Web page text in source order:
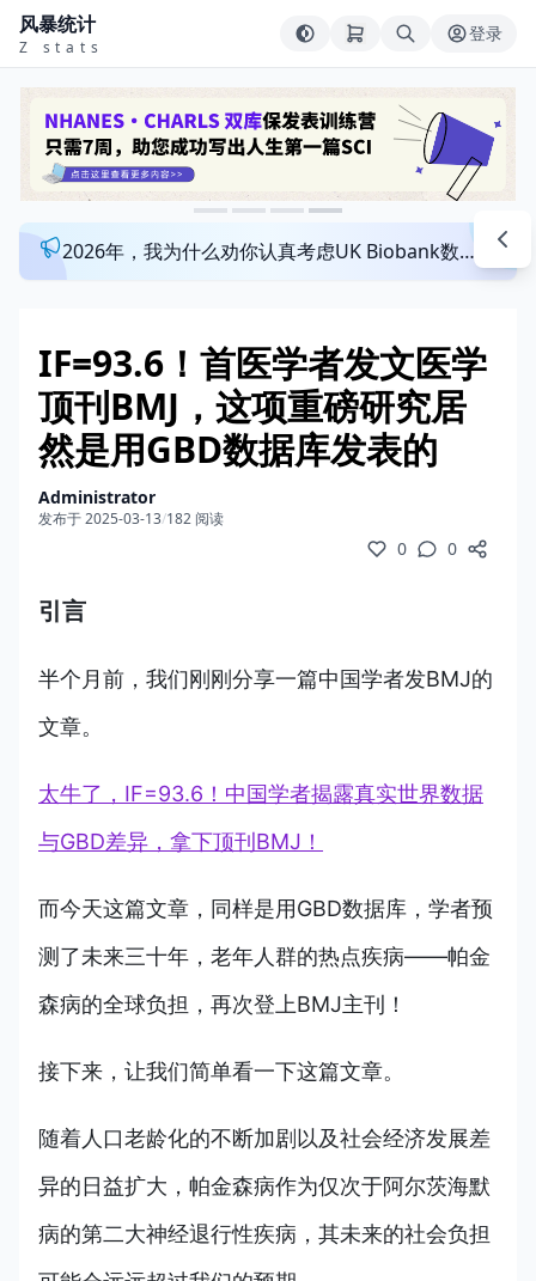
风暴统计
Z stats
登录
2026年，我为什么劝你认真考虑UK Biobank数据库？来看看这个一对一指导发文班
IF=93.6！首医学者发文医学
顶刊BMJ，这项重磅研究居
然是用GBD数据库发表的
Administrator
发布于 2025-03-13/182 阅读
0 0
引言
半个月前，我们刚刚分享一篇中国学者发BMJ的
文章。
太牛了，IF=93.6！中国学者揭露真实世界数据
与GBD差异，拿下顶刊BMJ！
而今天这篇文章，同样是用GBD数据库，学者预
测了未来三十年，老年人群的热点疾病——帕金
森病的全球负担，再次登上BMJ主刊！
接下来，让我们简单看一下这篇文章。
随着人口老龄化的不断加剧以及社会经济发展差
异的日益扩大，帕金森病作为仅次于阿尔茨海默
病的第二大神经退行性疾病，其未来的社会负担